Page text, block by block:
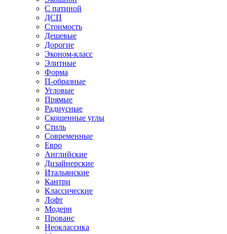
С патиной
ДСП
Стоимость
Дешевые
Дорогие
Эконом-класс
Элитные
Форма
П-образные
Угловые
Прямые
Радиусные
Скошенные углы
Стиль
Современные
Евро
Английские
Дизайнерские
Итальянские
Кантри
Классические
Лофт
Модерн
Прованс
Неоклассика